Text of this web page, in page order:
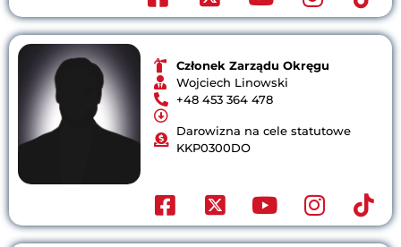
Członek Zarządu Okręgu
Wojciech Linowski
+48 453 364 478
Darowizna na cele statutowe
KKP0300DO​​